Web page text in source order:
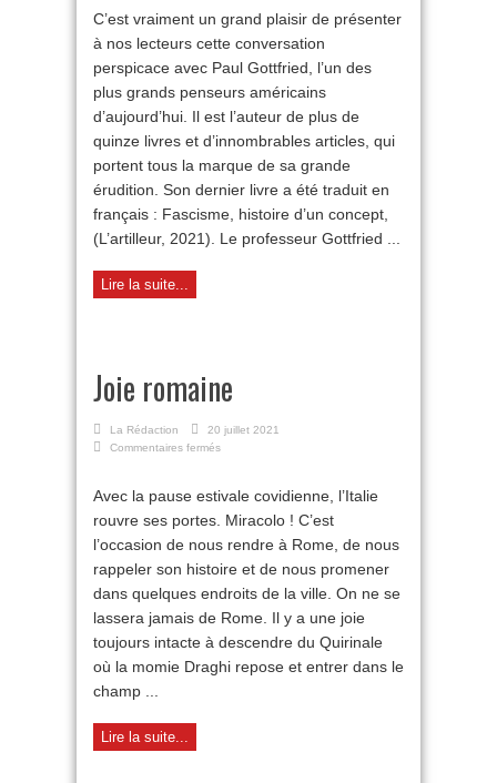
de
l’Amérique
une
conversation
avec
Gottfried
C’est vraiment un grand plaisir de présenter
à nos lecteurs cette conversation
perspicace avec Paul Gottfried, l’un des
plus grands penseurs américains
d’aujourd’hui. Il est l’auteur de plus de
quinze livres et d’innombrables articles, qui
portent tous la marque de sa grande
érudition. Son dernier livre a été traduit en
français : Fascisme, histoire d’un concept,
(L’artilleur, 2021). Le professeur Gottfried ...
Lire la suite...
Joie romaine
La Rédaction
20 juillet 2021
Commentaires fermés
Avec la pause estivale covidienne, l’Italie
rouvre ses portes. Miracolo ! C’est
l’occasion de nous rendre à Rome, de nous
rappeler son histoire et de nous promener
dans quelques endroits de la ville. On ne se
lassera jamais de Rome. Il y a une joie
toujours intacte à descendre du Quirinale
où la momie Draghi repose et entrer dans le
champ ...
Lire la suite...